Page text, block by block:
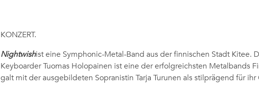
KONZERT.
Nightwishist eine Symphonic-Metal-Band aus der finnischen Stadt Kitee.
Keyboarder Tuomas Holopainen ist eine der erfolgreichsten Metalbands
galt mit der ausgebildeten Sopranistin Tarja Turunen als stilprägend für ihr